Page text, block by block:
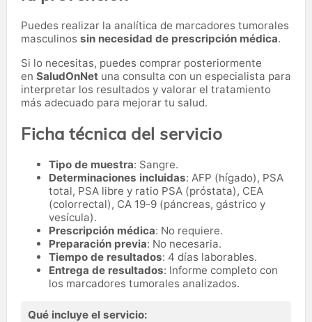
Puedes realizar la analítica de marcadores tumorales
masculinos sin necesidad de prescripción médica.
Si lo necesitas, puedes comprar posteriormente
en SaludOnNet una consulta con un especialista para
interpretar los resultados y valorar el tratamiento
más adecuado para mejorar tu salud.
Ficha técnica del servicio
Tipo de muestra: Sangre.
Determinaciones incluidas: AFP (hígado), PSA
total, PSA libre y ratio PSA (próstata), CEA
(colorrectal), CA 19-9 (páncreas, gástrico y
vesícula).
Prescripción médica: No requiere.
Preparación previa: No necesaria.
Tiempo de resultados: 4 días laborables.
Entrega de resultados: Informe completo con
los marcadores tumorales analizados.
Qué incluye el servicio: